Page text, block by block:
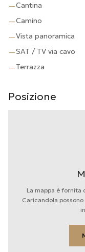
—Cantina
—Camino
—Vista panoramica
—SAT / TV via cavo
—Terrazza
Posizione
La mappa è fornita
Caricandola